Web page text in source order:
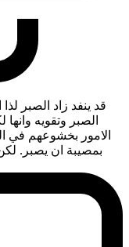
قد ينفد زاد الصبر
الصبر وتقويه
الامور بخشوعهم في
بمصيبة ان يصبر.